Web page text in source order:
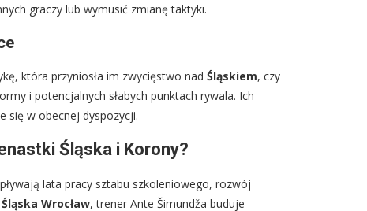
graczy lub wymusić zmianę taktyki.
która przyniosła im zwycięstwo nad Śląskiem, czy
i potencjalnych słabych punktach rywala. Ich
się w obecnej dyspozycji.
Śląska i Korony?
lata pracy sztabu szkoleniowego, rozwój
Śląska Wrocław, trener Ante Šimundža buduje